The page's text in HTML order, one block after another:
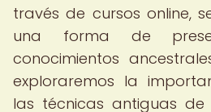
través de cursos online,
una forma de
conocimientos
exploraremos la
las técnicas antiguas